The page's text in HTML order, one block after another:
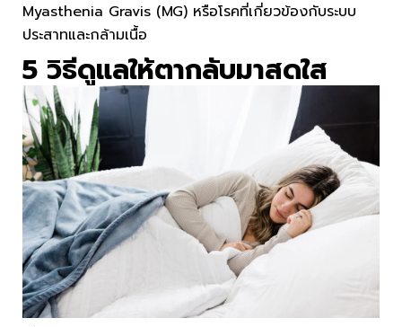
Myasthenia Gravis (MG) หรือโรคที่เกี่ยวข้องกับระบบ
ประสาทและกล้ามเนื้อ
5 วิธีดูแลให้ตากลับมาสดใส